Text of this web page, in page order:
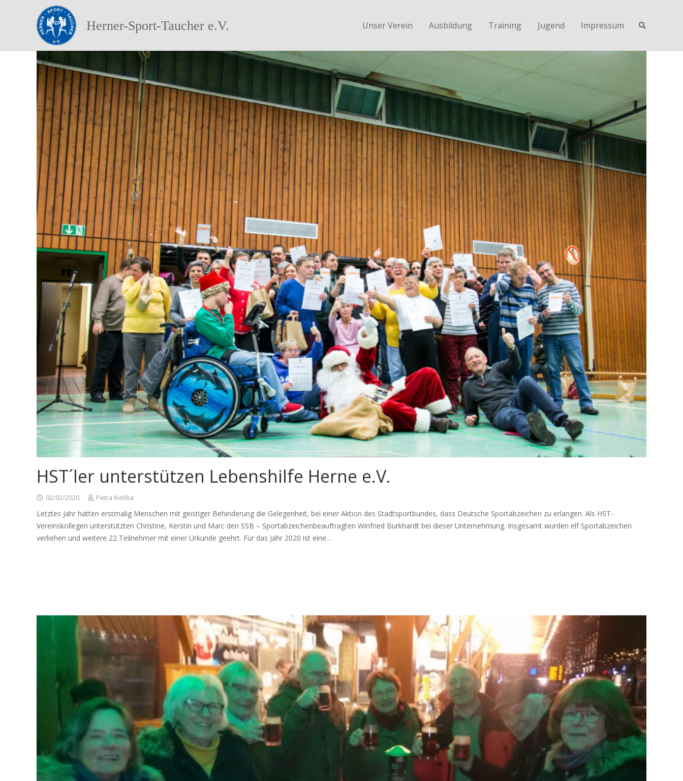
Herner-Sport-Taucher e.V. Unser Verein Ausbildung Training Jugend Impressum
HST´ler unterstützen Lebenshilfe Herne e.V.
02/02/2020 Petra Kieliba
Letztes Jahr hatten erstmalig Menschen mit geistiger Behinderung die Gelegenheit, bei einer Aktion des Stadtsportbundes, dass Deutsche Sportabzeichen zu erlangen. Als HST-
Vereinskollegen unterstützten Christine, Kerstin und Marc den SSB – Sportabzeichenbeauftragten Winfried Burkhardt bei dieser Unternehmung. Insgesamt wurden elf Sportabzeichen
verliehen und weitere 22 Teilnehmer mit einer Urkunde geehrt. Für das Jahr 2020 ist eine…